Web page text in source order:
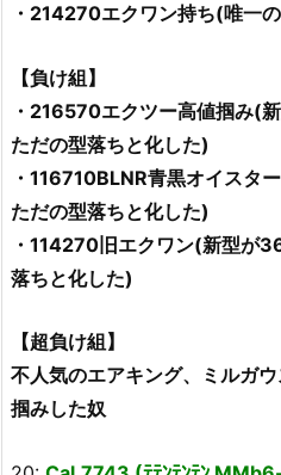
・214270エクワン持ち(唯一
【負け組】
・216570エクツー高値掴み(
ただの型落ちと化した)
・116710BLNR青黒オイスタ
ただの型落ちと化した)
・114270旧エクワン(新型が
落ちと化した)
【超負け組】
不人気のエアキング、ミルガ
掴みした奴